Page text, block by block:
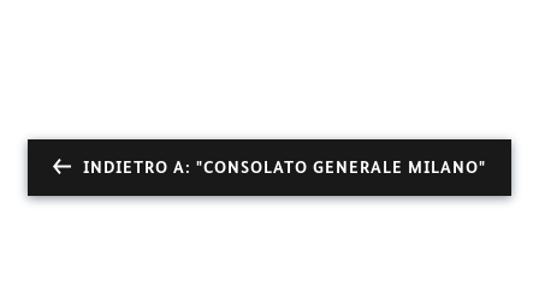
INDIETRO A: "CONSOLATO GENERALE MILANO"